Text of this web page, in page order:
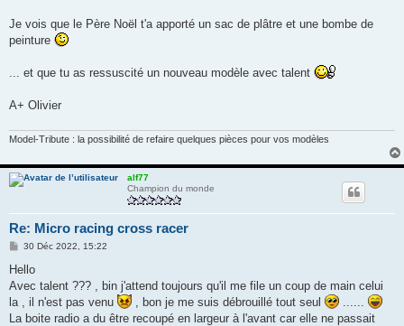
g
Je vois que le Père Noël t'a apporté un sac de plâtre et une bombe de
peinture
... et que tu as ressuscité un nouveau modèle avec talent
A+ Olivier
Model-Tribute : la possibilité de refaire quelques pièces pour vos modèles
alf77
Champion du monde
Re: Micro racing cross racer
M
s
a
e
30 Déc 2022, 15:22
Hello
Avec talent ??? , bin j'attend toujours qu'il me file un coup de main celui
la , il n'est pas venu
, bon je me suis débrouillé tout seul
La boite radio a du être recoupé en largeur à l'avant car elle ne passait